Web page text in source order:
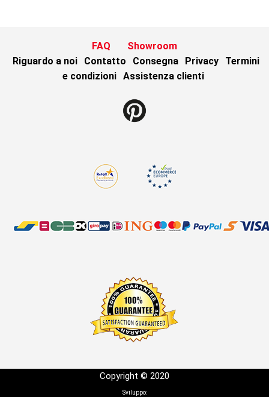
FAQ
Showroom
Riguardo a noi
Contatto Consegna Privacy
Termini
e condizioni Assistenza clienti
Copyright © 2020
Sviluppo: